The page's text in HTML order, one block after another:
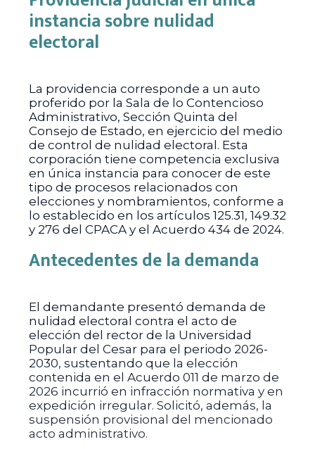
instancia sobre nulidad
electoral
La providencia corresponde a un auto
proferido por la Sala de lo Contencioso
Administrativo, Sección Quinta del
Consejo de Estado, en ejercicio del medio
de control de nulidad electoral. Esta
corporación tiene competencia exclusiva
en única instancia para conocer de este
tipo de procesos relacionados con
elecciones y nombramientos, conforme a
lo establecido en los artículos 125.31, 149.32
y 276 del CPACA y el Acuerdo 434 de 2024.
Antecedentes de la demanda
El demandante presentó demanda de
nulidad electoral contra el acto de
elección del rector de la Universidad
Popular del Cesar para el periodo 2026-
2030, sustentando que la elección
contenida en el Acuerdo 011 de marzo de
2026 incurrió en infracción normativa y en
expedición irregular. Solicitó, además, la
suspensión provisional del mencionado
acto administrativo.